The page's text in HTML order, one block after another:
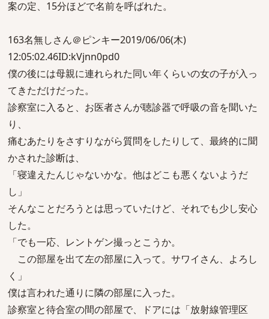
案の定、15分ほどで名前を呼ばれた。
163名無しさん＠ピンキー2019/06/06(木)
12:05:02.46ID:kVjnn0pd0
僕の後には母親に連れられた同い年くらいの女の子が入っ
てきただけだった。
診察室に入ると、お医者さんが聴診器で呼吸の音を聞いた
り、
痛むあたりをさすりながら質問をしたりして、最終的に聞
かされた診断は、
「寝違えたんじゃないかな。他はどこも悪くないようだ
し」
そんなことだろうとは思っていたけど、それでも少し安心
した。
「でも一応、レントゲン撮っとこうか。
この部屋を出て左の部屋に入って。サワイさん、よろし
く」
僕は言われた通りに隣の部屋に入った。
診察室と待合室の間の部屋で、ドアには「放射線管理区